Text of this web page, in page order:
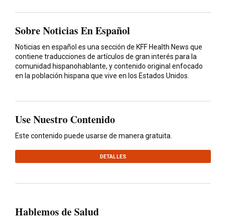
Sobre Noticias En Español
Noticias en español es una sección de KFF Health News que
contiene traducciones de artículos de gran interés para la
comunidad hispanohablante, y contenido original enfocado
en la población hispana que vive en los Estados Unidos.
Use Nuestro Contenido
Este contenido puede usarse de manera gratuita.
DETALLES
Hablemos de Salud